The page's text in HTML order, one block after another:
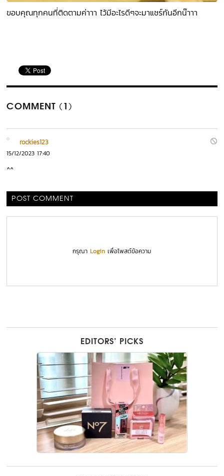
ขอบคุณทุกคนที่ติดตามค่าาา ไว้มีอะไรดีๆจะมาแชร์กันอีกน๊าาา
COMMENT (1)
rockies123
15/12/2023 17:40
^^
POST COMMENT
กรุณาLogin เพื่อโพสต์ข้อความ
EDITORS’ PICKS